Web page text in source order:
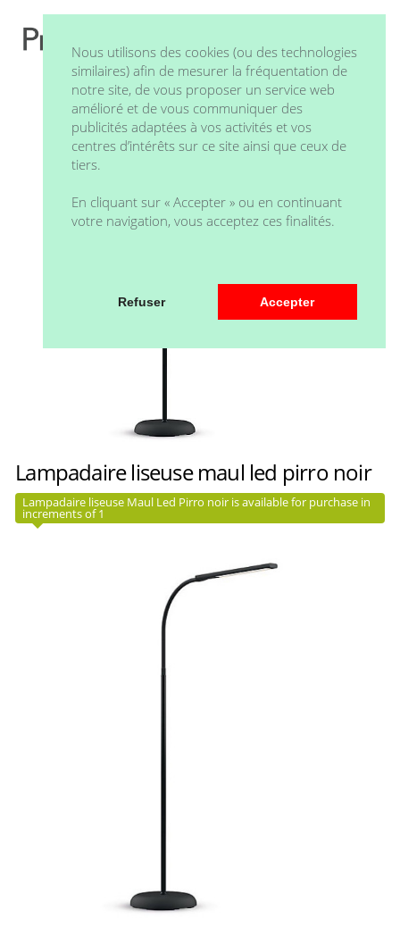
Nous utilisons des cookies (ou des technologies
similaires) afin de mesurer la fréquentation de
notre site, de vous proposer un service web
amélioré et de vous communiquer des
publicités adaptées à vos activités et vos
centres d’intérêts sur ce site ainsi que ceux de
tiers.
En cliquant sur « Accepter » ou en continuant
votre navigation, vous acceptez ces finalités.
Refuser Accepter
Lampadaire liseuse maul led pirro noir
Lampadaire liseuse Maul Led Pirro noir is available for purchase in
increments of 1